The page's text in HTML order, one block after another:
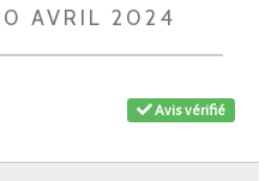
AVRIL 2024
Avis vérifié